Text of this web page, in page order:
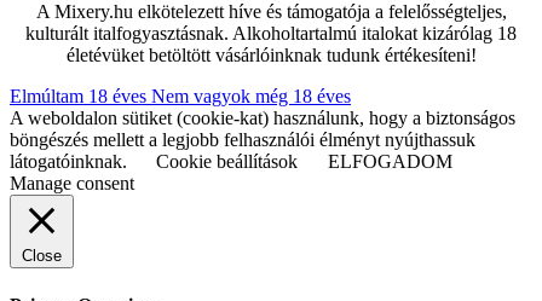
A Mixery.hu elkötelezett híve és támogatója a felelősségteljes,
kulturált italfogyasztásnak. Alkoholtartalmú italokat kizárólag 18
életévüket betöltött vásárlóinknak tudunk értékesíteni!
Elmúltam 18 éves Nem vagyok még 18 éves
A weboldalon sütiket (cookie-kat) használunk, hogy a biztonságos
böngészés mellett a legjobb felhasználói élményt nyújthassuk
látogatóinknak.
Cookie beállítások
ELFOGADOM
Manage consent
Close